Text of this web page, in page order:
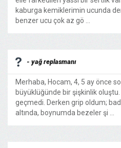
kaburga kemiklerimin ucunda
benzer ucu çok az gö ...
- yağ replasmanı
Merhaba, Hocam, 4, 5 ay önce
büyüklüğünde bir şişkinlik
geçmedi. Derken grip oldum;
altında, boynumda bezeler şi ...